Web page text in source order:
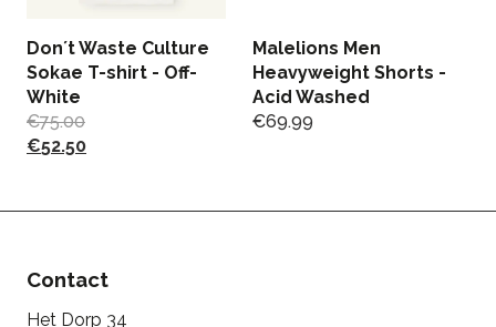
Don´t Waste Culture
Sokae T-shirt - Off-
White
€75.00
€52.50
Malelions Men
Heavyweight Shorts -
Acid Washed
€69.99
Contact
Het Dorp 34